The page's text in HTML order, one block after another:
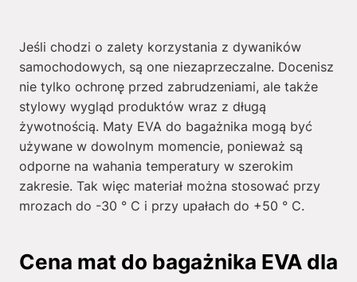
Jeśli chodzi o zalety korzystania z dywaników
samochodowych, są one niezaprzeczalne. Docenisz
nie tylko ochronę przed zabrudzeniami, ale także
stylowy wygląd produktów wraz z długą
żywotnością. Maty EVA do bagażnika mogą być
używane w dowolnym momencie, ponieważ są
odporne na wahania temperatury w szerokim
zakresie. Tak więc materiał można stosować przy
mrozach do -30 ° C i przy upałach do +50 ° C.
Cena mat do bagażnika EVA dla